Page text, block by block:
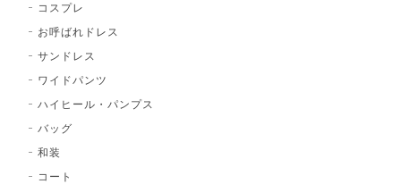
コスプレ
お呼ばれドレス
サンドレス
ワイドパンツ
ハイヒール・パンプス
バッグ
和装
コート